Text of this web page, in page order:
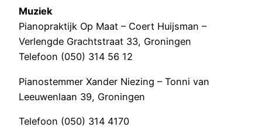
Muziek
Pianopraktijk Op Maat – Coert Huijsman –
Verlengde Grachtstraat 33, Groningen
Telefoon (050) 314 56 12
Pianostemmer Xander Niezing – Tonni van
Leeuwenlaan 39, Groningen
Telefoon (050) 314 4170